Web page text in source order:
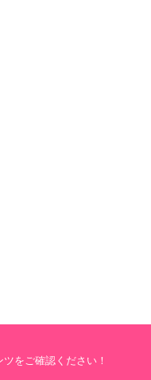
をご確認ください！